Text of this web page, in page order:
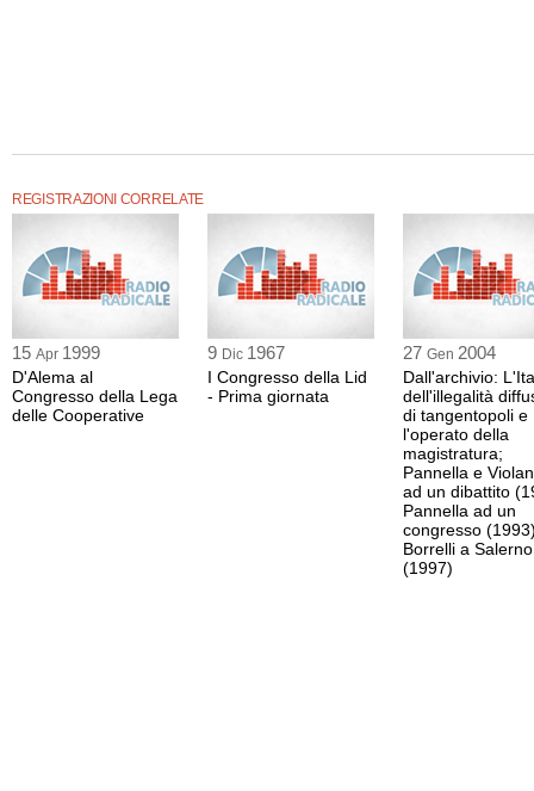
REGISTRAZIONI CORRELATE
15 Apr 1999
D'Alema al
Congresso della Lega
delle Cooperative
9 Dic 1967
I Congresso della Lid
- Prima giornata
27 Gen 2004
Dall'archivio:
dell'illegalità
di tangentopoli e
l'operato della
magistratura;
Pannella e
ad un dibattito
Pannella ad un
congresso
Borrelli a Salerno
(1997)